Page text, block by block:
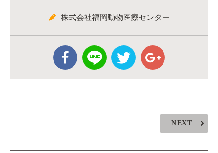
株式会社福岡動物医療センター
NEXT